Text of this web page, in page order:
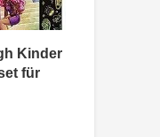
Kinder
für